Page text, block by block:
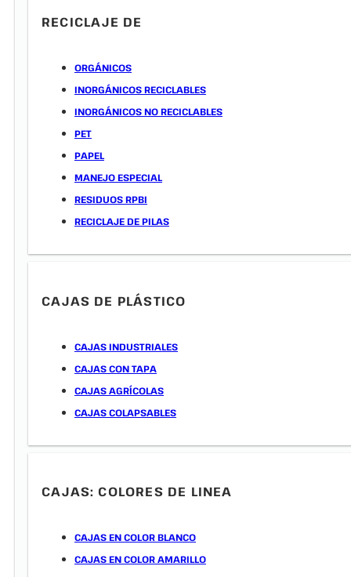
RECICLAJE DE
ORGÁNICOS
INORGÁNICOS RECICLABLES
INORGÁNICOS NO RECICLABLES
PET
PAPEL
MANEJO ESPECIAL
RESIDUOS RPBI
RECICLAJE DE PILAS
CAJAS DE PLÁSTICO
CAJAS INDUSTRIALES
CAJAS CON TAPA
CAJAS AGRÍCOLAS
CAJAS COLAPSABLES
CAJAS: COLORES DE LINEA
CAJAS EN COLOR BLANCO
CAJAS EN COLOR AMARILLO